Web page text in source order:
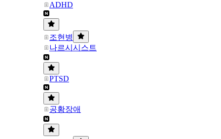
ADHD
조현병
나르시시스트
PTSD
공황장애